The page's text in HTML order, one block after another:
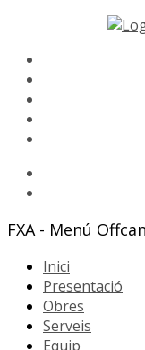
FXA - Menú
Inici
Presentació
Obres
Serveis
Equip